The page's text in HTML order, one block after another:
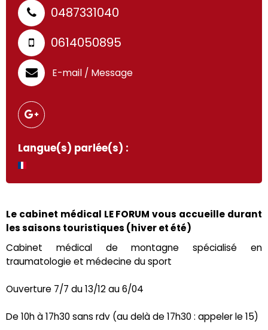
0487331040
0614050895
E-mail / Message
Langue(s) parlée(s) :
Le cabinet médical LE FORUM vous accueille durant
les saisons touristiques (hiver et été)
Cabinet médical de montagne spécialisé en
traumatologie et médecine du sport
Ouverture 7/7 du 13/12 au 6/04
De 10h à 17h30 sans rdv (au delà de 17h30 : appeler le 15)